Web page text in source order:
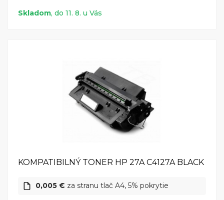
Skladom, do 11. 8. u Vás
KOMPATIBILNÝ TONER HP 27A C4127A BLACK
0,005 € za stranu tlač A4, 5% pokrytie